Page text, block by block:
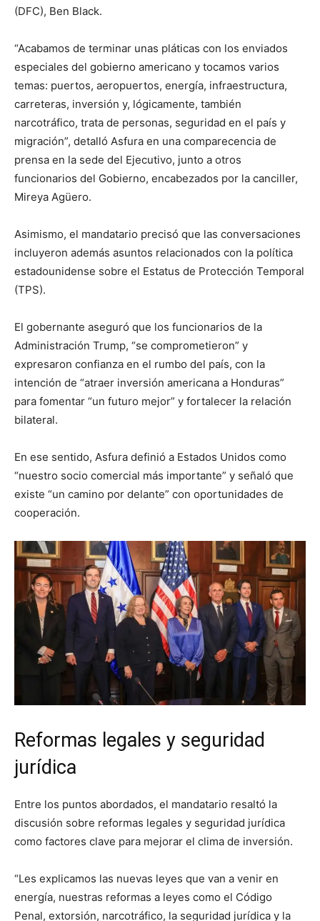
(DFC), Ben Black.
“Acabamos de terminar unas pláticas con los enviados
especiales del gobierno americano y tocamos varios
temas: puertos, aeropuertos, energía, infraestructura,
carreteras, inversión y, lógicamente, también
narcotráfico, trata de personas, seguridad en el país y
migración”, detalló Asfura en una comparecencia de
prensa en la sede del Ejecutivo, junto a otros
funcionarios del Gobierno, encabezados por la canciller,
Mireya Agüero.
Asimismo, el mandatario precisó que las conversaciones
incluyeron además asuntos relacionados con la política
estadounidense sobre el Estatus de Protección Temporal
(TPS).
El gobernante aseguró que los funcionarios de la
Administración Trump, “se comprometieron” y
expresaron confianza en el rumbo del país, con la
intención de “atraer inversión americana a Honduras”
para fomentar “un futuro mejor” y fortalecer la relación
bilateral.
En ese sentido, Asfura definió a Estados Unidos como
“nuestro socio comercial más importante” y señaló que
existe “un camino por delante” con oportunidades de
cooperación.
Reformas legales y seguridad
jurídica
Entre los puntos abordados, el mandatario resaltó la
discusión sobre reformas legales y seguridad jurídica
como factores clave para mejorar el clima de inversión.
“Les explicamos las nuevas leyes que van a venir en
energía, nuestras reformas a leyes como el Código
Penal, extorsión, narcotráfico, la seguridad jurídica y la